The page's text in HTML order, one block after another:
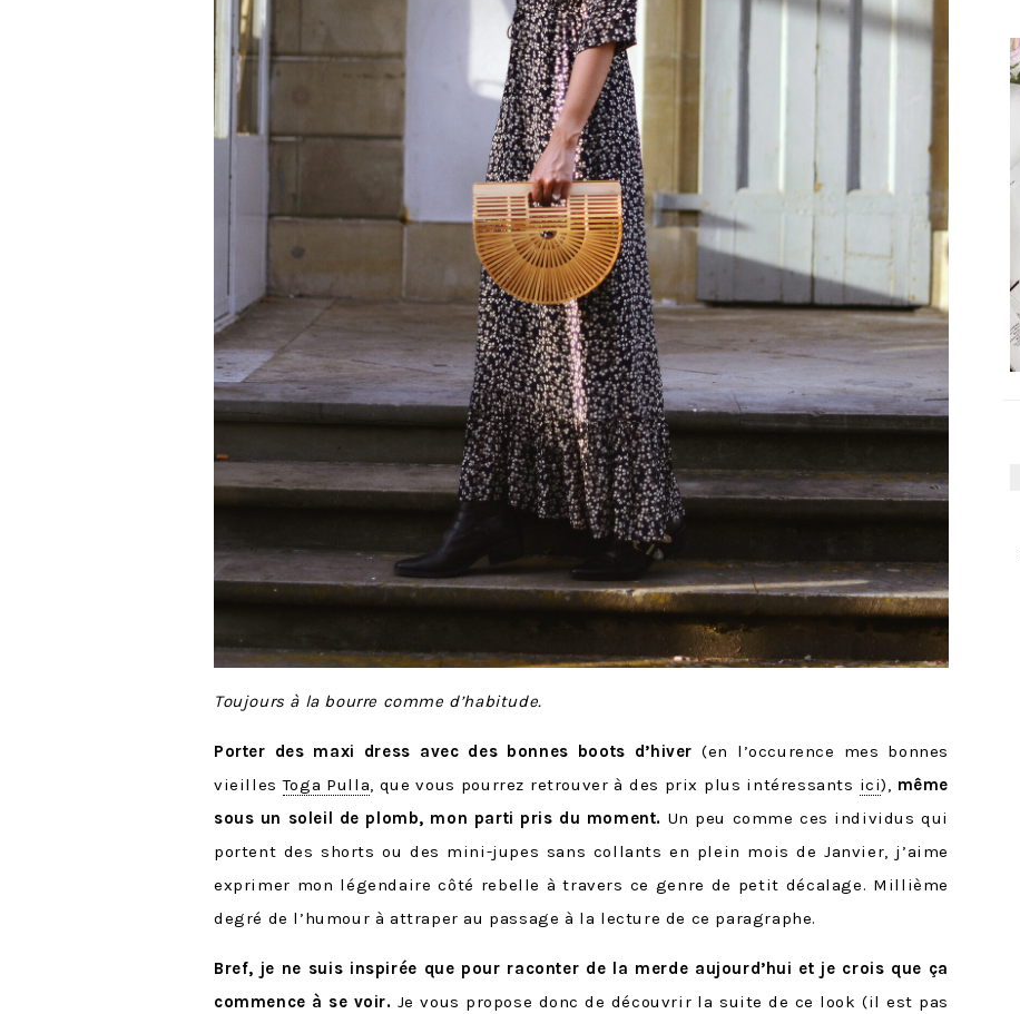
Toujours à la bourre comme d’habitude.
Porter des maxi dress avec des bonnes boots d’hiver(en l’occurence mes bonnes
vieillesToga Pulla, que vous pourrez retrouver à des prix plus intéressants ici), même
sous un soleil de plomb, mon parti pris du moment. Un peu comme ces individus qui
portent des shorts ou des mini-jupes sans collants en plein mois de Janvier, j’aime
exprimer mon légendaire côté rebelle à travers ce genre de petit décalage. Millième
degré de l’humour à attraper au passage à la lecture de ce paragraphe.
Bref, je ne suis inspirée que pour raconter de la merde aujourd’hui et je crois que ça
commence à se voir. Je vous propose donc de découvrir la suite de ce look (il est pas